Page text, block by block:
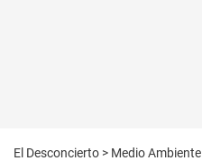
El Desconcierto > Medio Ambiente